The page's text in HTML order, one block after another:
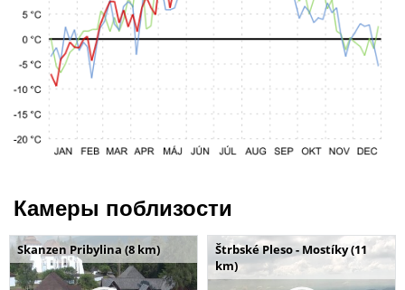
Камеры поблизости
Skanzen Pribylina (8 km)
Štrbské Pleso - Mostíky (11
km)